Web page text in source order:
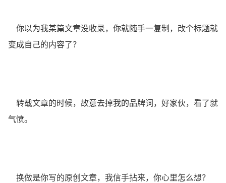
你以为我某篇文章没收录，你就随手一复制，改个标题就
变成自己的内容了？
转载文章的时候，故意去掉我的品牌词，好家伙，看了就
气愤。
换做是你写的原创文章，我信手拈来，你心里怎么想？